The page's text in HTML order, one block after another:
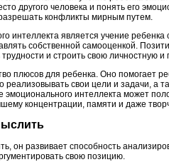
другого человека и понять его
конфликты мирным путем.
интеллекта является учение
собственной самооценкой.
и строить свою личностную
плюсов для ребенка. Оно помогает
свои цели и задачи, а
эмоционального интеллекта может
концентрации, памяти и даже
он развивает способность
свою позицию.